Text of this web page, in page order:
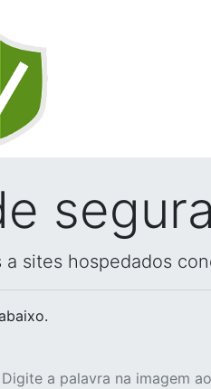
sites hospedados
Digite a palavra na imagem